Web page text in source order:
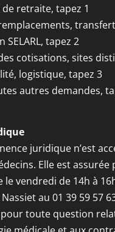
retraite, tapez 1
SELARL, tapez 2
cotisations, sites
logistique, tapez 3
autres demandes,
juridique n’est
Elle est assurée
le vendredi de 14h à
au 01 39 59 57
toute question